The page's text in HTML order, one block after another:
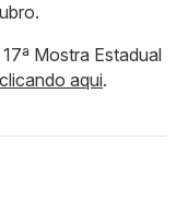
Mostra Estadual
clicando aqui.